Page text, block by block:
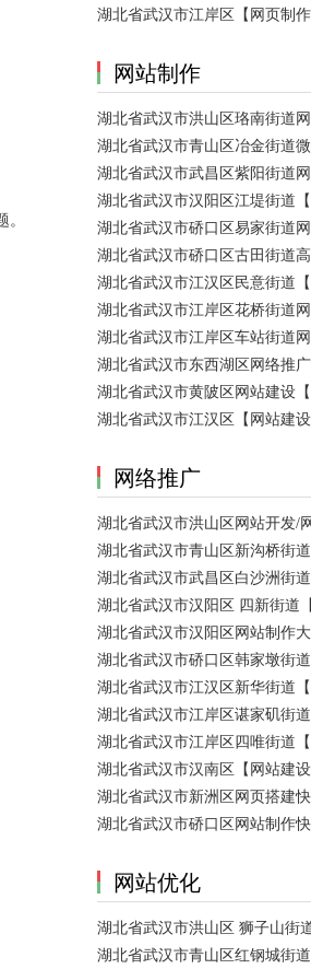
网站制作
湖北省武汉市江岸区车站街道
湖北省武汉市东西湖区网络推
湖北省武汉市黄陂区网站建设【
湖北省武汉市江汉区【网站建
网络推广
湖北省武汉市硚口区韩家墩街
湖北省武汉市汉南区【网站建
湖北省武汉市新洲区网页搭建
湖北省武汉市硚口区网站制作
网站优化